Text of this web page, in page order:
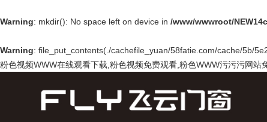
Warning: mkdir(): No space left on device in /www/wwwroot/
Warning: file_put_contents(./cachefile_yuan/58fatie.com/cache/5b/
粉色视频WWW在线观看下载,粉色视频免费观看,粉色WWW污污污网站